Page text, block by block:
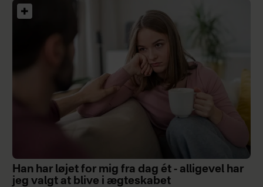
Han har løjet for mig fra dag ét - alligevel har
jeg valgt at blive i ægteskabet